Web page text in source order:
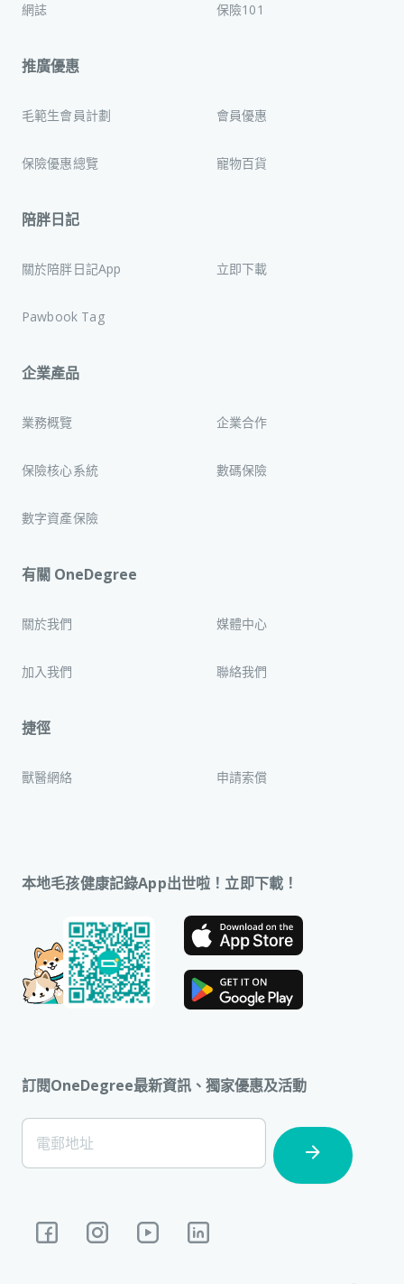
網誌 保險101
推廣優惠
毛範生會員計劃 會員優惠
保險優惠總覽 寵物百貨
陪胖日記
關於陪胖日記App 立即下載
Pawbook Tag
企業產品
業務概覽 企業合作
保險核心系統 數碼保險
數字資產保險
有關 OneDegree
關於我們 媒體中心
加入我們 聯絡我們
捷徑
獸醫網絡 申請索償
本地毛孩健康記錄App出世啦！立即下載！
訂閱OneDegree最新資訊、獨家優惠及活動
[Footer]
Subscription
電郵地址